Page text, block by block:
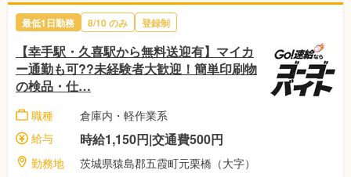
最低1日勤務 8/10 のみ 登録制
【幸手駅・久喜駅から無料送迎有】マイカ
ー通勤も可??未経験者大歓迎！簡単印刷物
の検品・仕…
職種
倉庫内・軽作業系
給与
時給1,150円|交通費500円
勤務地
茨城県猿島郡五霞町元栗橋（大字）